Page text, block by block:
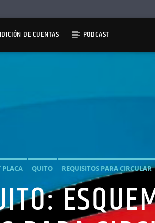
DE CUENTAS PODCAST
PLACA QUITO REQUISITOS PARA CIRCULAR